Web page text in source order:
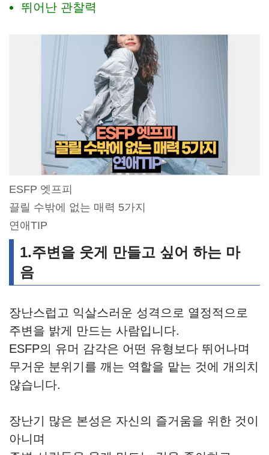
뛰어난 관찰력
ESFP 엣프피
끌릴 수밖에 없는 매력 5가지
연애TIP
1.주변을 웃게 만들고 싶어 하는 마
음
장난스럽고 익살스러운 성격으로 열정적으로
주변을 밝게 만드는 사람입니다.
ESFP의 유머 감각은 어떤 유형보다 뛰어나며
무거운 분위기를 깨는 역할을 맡는 것에 개의치
않습니다.
장난기 많은 본성은 자신의 즐거움을 위한 것이
아니며